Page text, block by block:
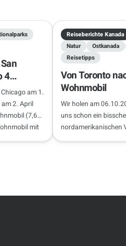
4
am 1.
2. April
(7,6
mit
Reiseberichte Kanada
Natur
Ostkanada
Reisetipps
Von Toronto
Wohnmobil
Wir holen am
uns schon ein
nordamerikanischen
haben – wir sind